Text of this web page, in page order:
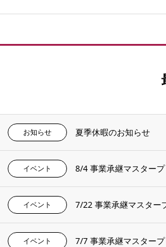
お知らせ 夏季休暇のお知らせ
イベント 8/4 事業承継マスター
イベント 7/22 事業承継マスター
イベント 7/7 事業承継マスター